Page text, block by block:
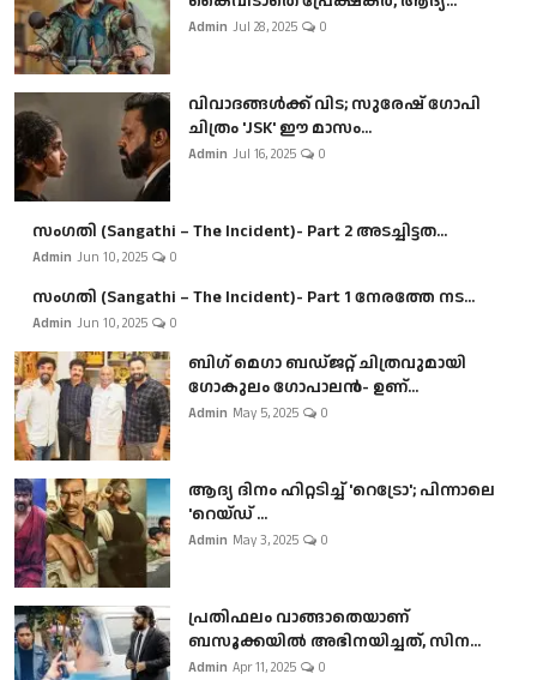
Admin Jul 28, 2025 0
വിവാദങ്ങൾക്ക് വിട; സുരേഷ് ഗോപി
ചിത്രം 'JSK' ഈ മാസം...
Admin Jul 16, 2025 0
സംഗതി (Sangathi – The Incident)- Part 2 അടച്ചിട്ടത...
Admin Jun 10, 2025 0
സംഗതി (Sangathi – The Incident)- Part 1 നേരത്തേ നട...
Admin Jun 10, 2025 0
ബി​ഗ് മെഗാ ബഡ്ജറ്റ് ചിത്രവുമായി
ഗോകുലം ഗോപാലൻ- ഉണ്...
Admin May 5, 2025 0
ആദ്യ ദിനം ഹിറ്റടിച്ച് 'റെട്രോ'; പിന്നാലെ
'റെയ്ഡ് ...
Admin May 3, 2025 0
പ്രതിഫലം വാങ്ങാതെയാണ്
ബസൂക്കയില്‍ അഭിനയിച്ചത്, സിന...
Admin Apr 11, 2025 0